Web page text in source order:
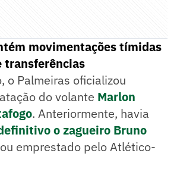
movimentações tímidas
transferências
o Palmeiras oficializou
do volante Marlon
. Anteriormente, havia
o zagueiro Bruno
emprestado pelo Atlético-